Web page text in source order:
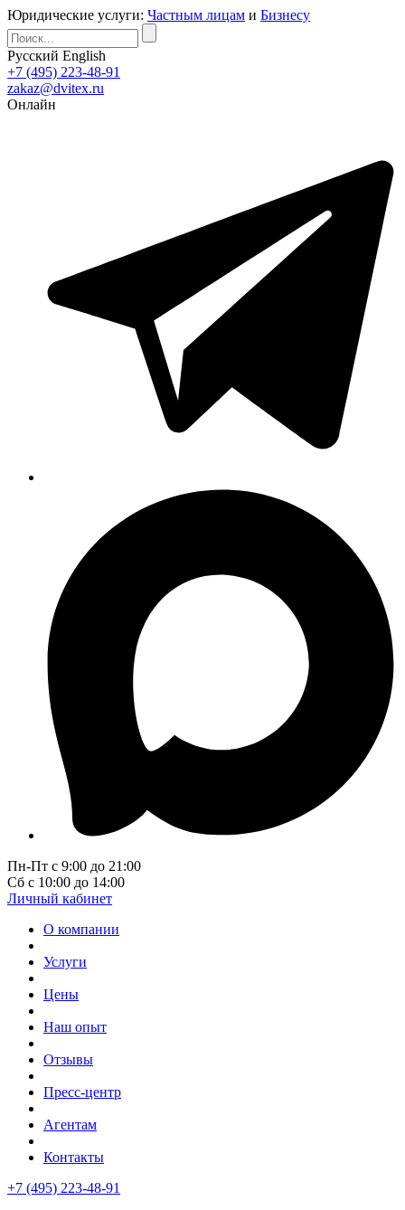
Юридические услуги: Частным лицам и Бизнесу
Русский English
+7 (495) 223-48-91
zakaz@dvitex.ru
Онлайн
Пн-Пт с 9:00 до 21:00
Сб с 10:00 до 14:00
Личный кабинет
О компании
Услуги
Цены
Наш опыт
Отзывы
Пресс-центр
Агентам
Контакты
+7 (495) 223-48-91